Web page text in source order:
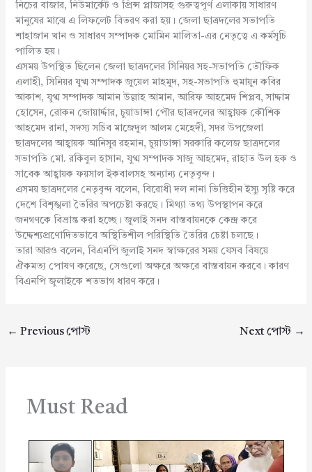
নিচের বাজার, নিউমার্কেট ও প্রিন্স প্লাজাসহ গুরুত্বপূর্ণ এলাকায় সাধারণ
মানুষের মাঝে এ লিফলেট বিতরণ করা হয়। জেলা ছাত্রদলের সভাপতি
শাহাজান খান ও সাধারণ সম্পাদক মোমিন মালিতা-এর নেতৃত্বে এ কর্মসূচি
পালিত হয়।
এসময় উপস্থিত ছিলেন জেলা ছাত্রদলের সিনিয়র সহ-সভাপতি তৌফিক
এলাহী, সিনিয়র যুগ্ম সম্পাদক জুয়েল মাহমুদ, সহ-সভাপতি হুমায়ুন কবির
আকাশ, যুগ্ম সম্পাদক আমান উল্লাহ আমান, আরিফ আহমেদ শিপ্লব, সাদ্দাম
হোসেন, রোকন জোয়ার্দ্দার, চুয়াডাঙ্গা পৌর ছাত্রদলের আহ্বায়ক কৌশিক
আহমেদ রানা, সদস্য সচিব মাজেদুল আলম মেহেদী, সদর উপজেলা
ছাত্রদলের আহ্বায়ক আনিসুর রহমান, চুয়াডাঙ্গা সরকারি কলেজ ছাত্রদলের
সভাপতি মো. রকিবুল হাসান, যুগ্ম সম্পাদক সাজু আহমেদ, রাহাত উল হক ও
সাবেক আহ্বায়ক ফয়সাল ইকবালসহ অন্যান্য নেতৃবৃন্দ।
এসময় ছাত্রদলের নেতৃবৃন্দ বলেন, বিরোধী দল নানা ভিত্তিহীন ইস্যু সৃষ্টি করে
দেশে বিশৃঙ্খলা তৈরির অপচেষ্টা করছে। মিথ্যা তথ্য উপস্থাপন করে
জনগণকে বিভ্রান্ত করা হচ্ছে। জুলাই সনদ বাস্তবায়নকে কেন্দ্র করে
উদ্দেশ্যপ্রণোদিতভাবে অস্থিতিশীল পরিস্থিতি তৈরির চেষ্টা চলছে।
তারা আরও বলেন, বিএনপি জুলাই সনদ স্বাক্ষরের সময় যেসব বিষয়ে
ঐকমত্য পোষণ করেছে, সেগুলো অক্ষরে অক্ষরে বাস্তবায়ন করবে। কারণ
বিএনপি জুলাইকে শতভাগ ধারণ করে।
← Previous পোস্ট Next পোস্ট →
Must Read